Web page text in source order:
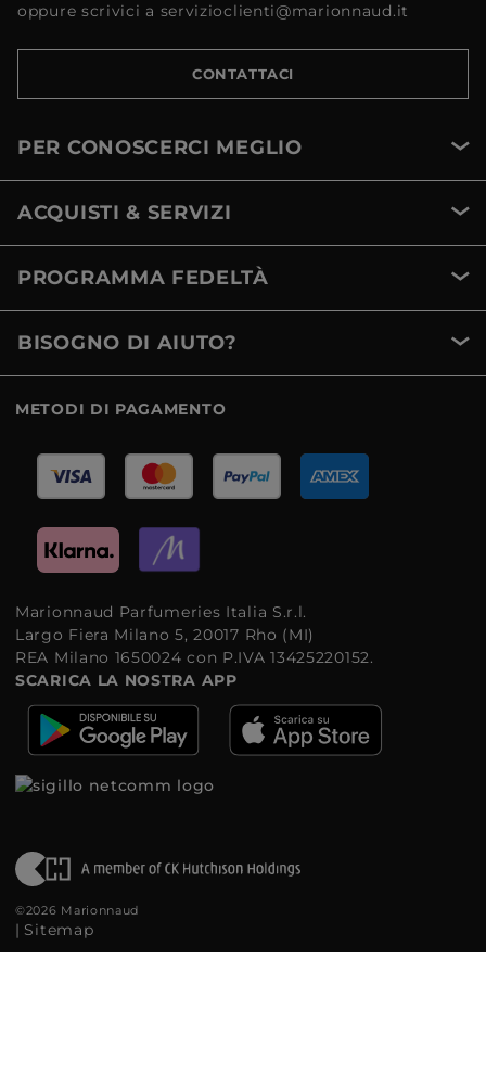
oppure scrivici a servizioclienti@marionnaud.it
CONTATTACI
PER CONOSCERCI MEGLIO
ACQUISTI & SERVIZI
PROGRAMMA FEDELTÀ
BISOGNO DI AIUTO?
METODI DI PAGAMENTO
Marionnaud Parfumeries Italia S.r.l.
Largo Fiera Milano 5, 20017 Rho (MI)
REA Milano 1650024 con P.IVA 13425220152.
SCARICA LA NOSTRA APP
©2026 Marionnaud
| Sitemap